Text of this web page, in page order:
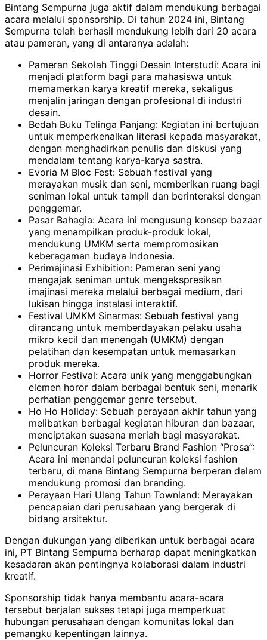
Bintang Sempurna juga aktif dalam mendukung berbagai
acara melalui sponsorship. Di tahun 2024 ini, Bintang
Sempurna telah berhasil mendukung lebih dari 20 acara
atau pameran, yang di antaranya adalah:
Pameran Sekolah Tinggi Desain Interstudi: Acara ini
menjadi platform bagi para mahasiswa untuk
memamerkan karya kreatif mereka, sekaligus
menjalin jaringan dengan profesional di industri
desain.
Bedah Buku Telinga Panjang: Kegiatan ini bertujuan
untuk memperkenalkan literasi kepada masyarakat,
dengan menghadirkan penulis dan diskusi yang
mendalam tentang karya-karya sastra.
Evoria M Bloc Fest: Sebuah festival yang
merayakan musik dan seni, memberikan ruang bagi
seniman lokal untuk tampil dan berinteraksi dengan
penggemar.
Pasar Bahagia: Acara ini mengusung konsep bazaar
yang menampilkan produk-produk lokal,
mendukung UMKM serta mempromosikan
keberagaman budaya Indonesia.
Perimajinasi Exhibition: Pameran seni yang
mengajak seniman untuk mengekspresikan
imajinasi mereka melalui berbagai medium, dari
lukisan hingga instalasi interaktif.
Festival UMKM Sinarmas: Sebuah festival yang
dirancang untuk memberdayakan pelaku usaha
mikro kecil dan menengah (UMKM) dengan
pelatihan dan kesempatan untuk memasarkan
produk mereka.
Horror Festival: Acara unik yang menggabungkan
elemen horor dalam berbagai bentuk seni, menarik
perhatian penggemar genre tersebut.
Ho Ho Holiday: Sebuah perayaan akhir tahun yang
melibatkan berbagai kegiatan hiburan dan bazaar,
menciptakan suasana meriah bagi masyarakat.
Peluncuran Koleksi Terbaru Brand Fashion “Prosa”:
Acara ini menandai peluncuran koleksi fashion
terbaru, di mana Bintang Sempurna berperan dalam
mendukung promosi dan branding.
Perayaan Hari Ulang Tahun Townland: Merayakan
pencapaian dari perusahaan yang bergerak di
bidang arsitektur.
Dengan dukungan yang diberikan untuk berbagai acara
ini, PT Bintang Sempurna berharap dapat meningkatkan
kesadaran akan pentingnya kolaborasi dalam industri
kreatif.
Sponsorship tidak hanya membantu acara-acara
tersebut berjalan sukses tetapi juga memperkuat
hubungan perusahaan dengan komunitas lokal dan
pemangku kepentingan lainnya.